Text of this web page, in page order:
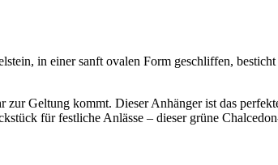
in einer sanft ovalen Form geschliffen,
Geltung kommt. Dieser Anhänger ist das
für festliche Anlässe – dieser grüne